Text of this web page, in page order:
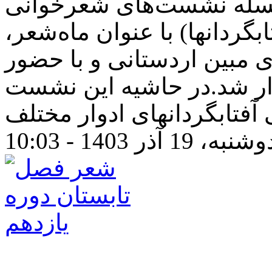
با عنوان ماه‌شعر،
۱۴۰۳، با اجرای مبین اردستانی و با حضور
شد.در حاشیه این نشست
19 آذر 1403 - 10:03